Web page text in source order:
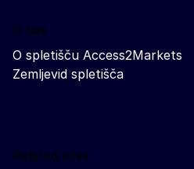
O nas
O spletišču Access2Markets
Zemljevid spletišča
Related sites